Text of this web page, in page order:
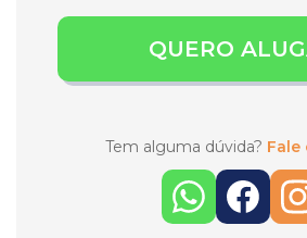
QUERO
Tem alguma dúvida? Fale